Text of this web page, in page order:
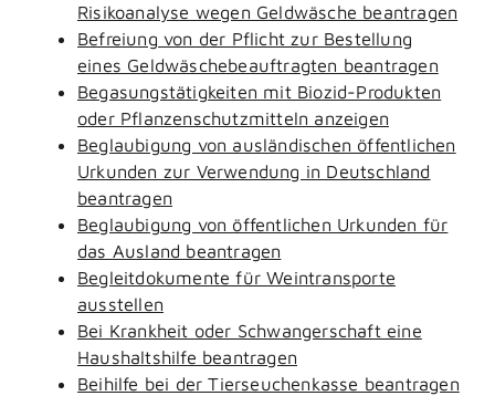
Risikoanalyse wegen Geldwäsche beantragen
Befreiung von der Pflicht zur Bestellung
eines Geldwäschebeauftragten beantragen
Begasungstätigkeiten mit Biozid-Produkten
oder Pflanzenschutzmitteln anzeigen
Beglaubigung von ausländischen öffentlichen
Urkunden zur Verwendung in Deutschland
beantragen
Beglaubigung von öffentlichen Urkunden für
das Ausland beantragen
Begleitdokumente für Weintransporte
ausstellen
Bei Krankheit oder Schwangerschaft eine
Haushaltshilfe beantragen
Beihilfe bei der Tierseuchenkasse beantragen